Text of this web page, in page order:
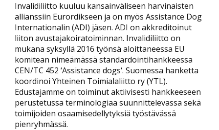
Invalidiliitto kuuluu kansainväliseen harvinaisten
allianssiin Eurordikseen ja on myös Assistance Dog
Internationalin (ADI) jäsen. ADI on akkreditoinut
liiton avustajakoiratoiminnan. Invalidiliitto on
mukana syksyllä 2016 työnsä aloittaneessa EU
komitean nimeämässä standardointihankkeessa
CEN/TC 452 ‘Assistance dogs‘. Suomessa hanketta
koordinoi Yhteinen Toimialaliitto ry (YTL).
Edustajamme on toiminut aktiivisesti hankkeeseen
perustetussa terminologiaa suunnittelevassa sekä
toimijoiden osaamisedellytyksiä työstävässä
pienryhmässä.